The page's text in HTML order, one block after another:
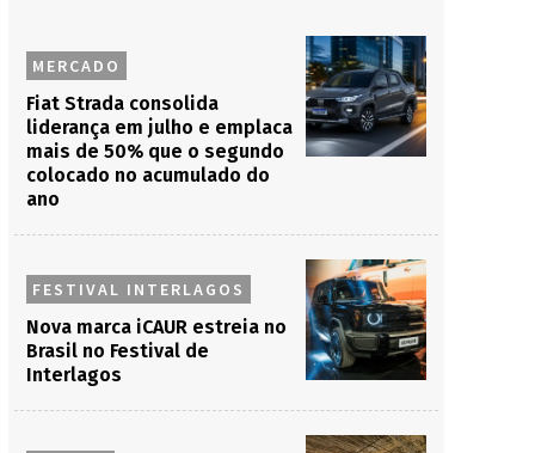
MERCADO
Fiat Strada consolida
liderança em julho e emplaca
mais de 50% que o segundo
colocado no acumulado do
ano
FESTIVAL INTERLAGOS
Nova marca iCAUR estreia no
Brasil no Festival de
Interlagos